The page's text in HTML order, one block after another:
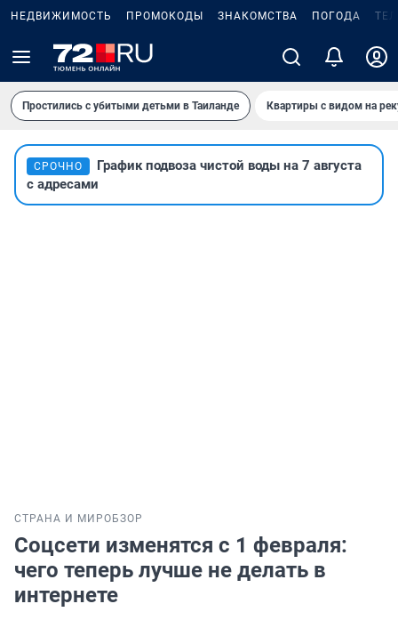
НЕДВИЖИМОСТЬ ПРОМОКОДЫ ЗНАКОМСТВА ПОГОДА
Простились с убитыми детьми в Таиланде Квартиры с видом на
СРОЧНО
График подвоза чистой воды на 7 августа
с адресами
СТРАНА И МИРОБЗОР
Соцсети изменятся с 1 февраля:
чего теперь лучше не делать в
интернете